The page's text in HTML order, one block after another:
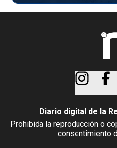
Diario digital de la
Prohibida la reproducción o
consentimiento